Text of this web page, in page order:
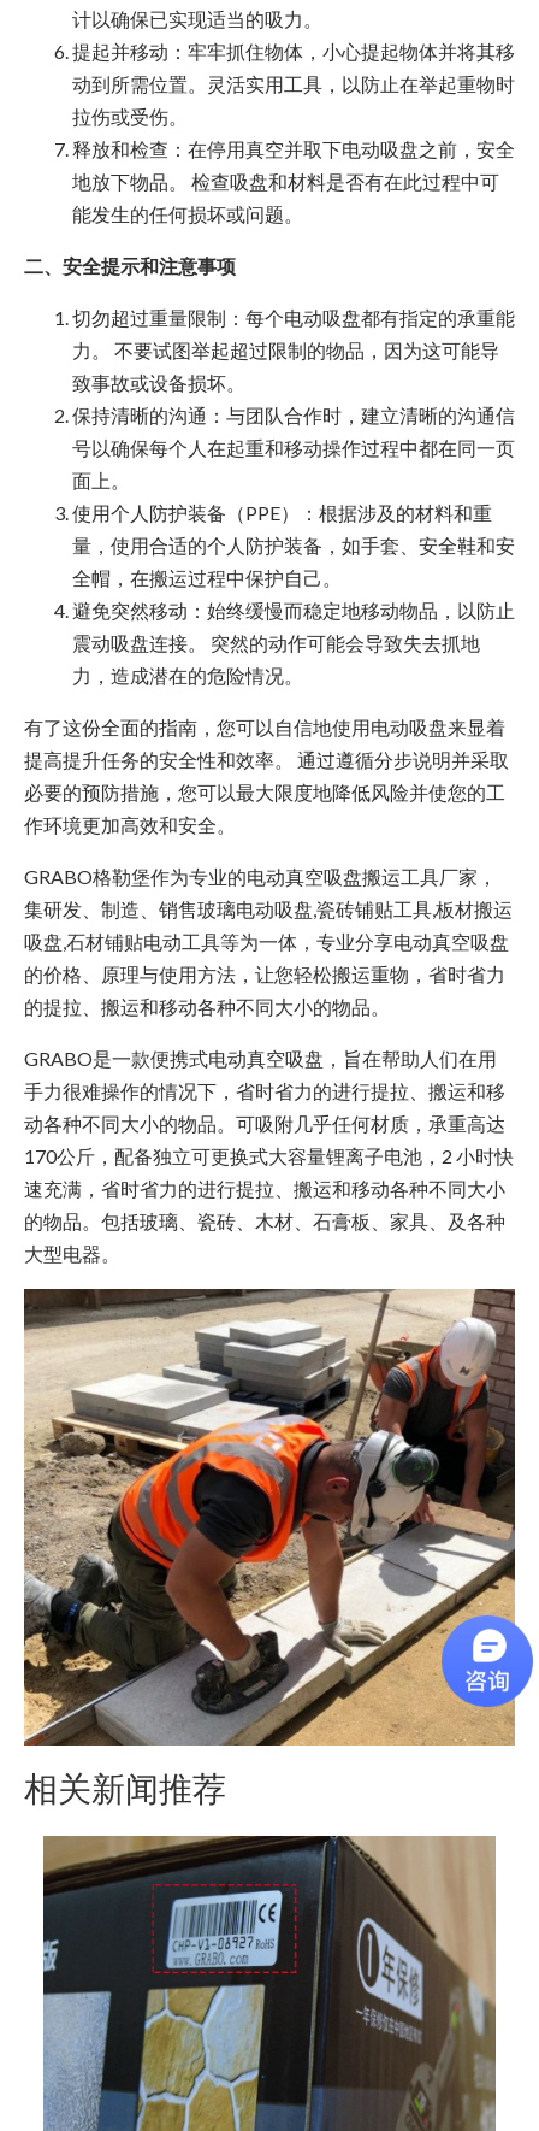
计以确保已实现适当的吸力。
提起并移动：牢牢抓住物体，小心提起物体并将其移
动到所需位置。灵活实用工具，以防止在举起重物时
拉伤或受伤。
释放和检查：在停用真空并取下电动吸盘之前，安全
地放下物品。 检查吸盘和材料是否有在此过程中可
能发生的任何损坏或问题。
二、安全提示和注意事项
切勿超过重量限制：每个电动吸盘都有指定的承重能
力。 不要试图举起超过限制的物品，因为这可能导
致事故或设备损坏。
保持清晰的沟通：与团队合作时，建立清晰的沟通信
号以确保每个人在起重和移动操作过程中都在同一页
面上。
使用个人防护装备（PPE）：根据涉及的材料和重
量，使用合适的个人防护装备，如手套、安全鞋和安
全帽，在搬运过程中保护自己。
避免突然移动：始终缓慢而稳定地移动物品，以防止
震动吸盘连接。 突然的动作可能会导致失去抓地
力，造成潜在的危险情况。
有了这份全面的指南，您可以自信地使用电动吸盘来显着
提高提升任务的安全性和效率。 通过遵循分步说明并采取
必要的预防措施，您可以最大限度地降低风险并使您的工
作环境更加高效和安全。
GRABO格勒堡作为专业的电动真空吸盘搬运工具厂家，
集研发、制造、销售玻璃电动吸盘,瓷砖铺贴工具,板材搬运
吸盘,石材铺贴电动工具等为一体，专业分享电动真空吸盘
的价格、原理与使用方法，让您轻松搬运重物，省时省力
的提拉、搬运和移动各种不同大小的物品。
GRABO是一款便携式电动真空吸盘，旨在帮助人们在用
手力很难操作的情况下，省时省力的进行提拉、搬运和移
动各种不同大小的物品。可吸附几乎任何材质，承重高达
170公斤，配备独立可更换式大容量锂离子电池，2 小时快
速充满，省时省力的进行提拉、搬运和移动各种不同大小
的物品。包括玻璃、瓷砖、木材、石膏板、家具、及各种
大型电器。
相关新闻推荐